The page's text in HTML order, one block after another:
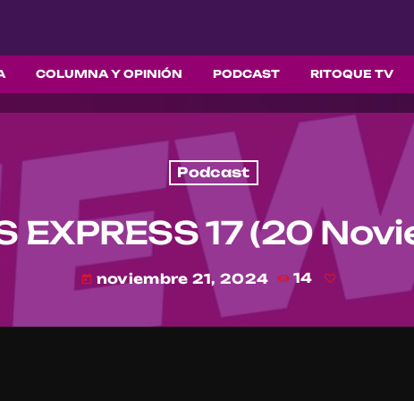
COLUMNA Y OPINIÓN PODCAST RITOQUE TV
Podcast
EXPRESS 17 (20
today noviembre 21, 2024 14